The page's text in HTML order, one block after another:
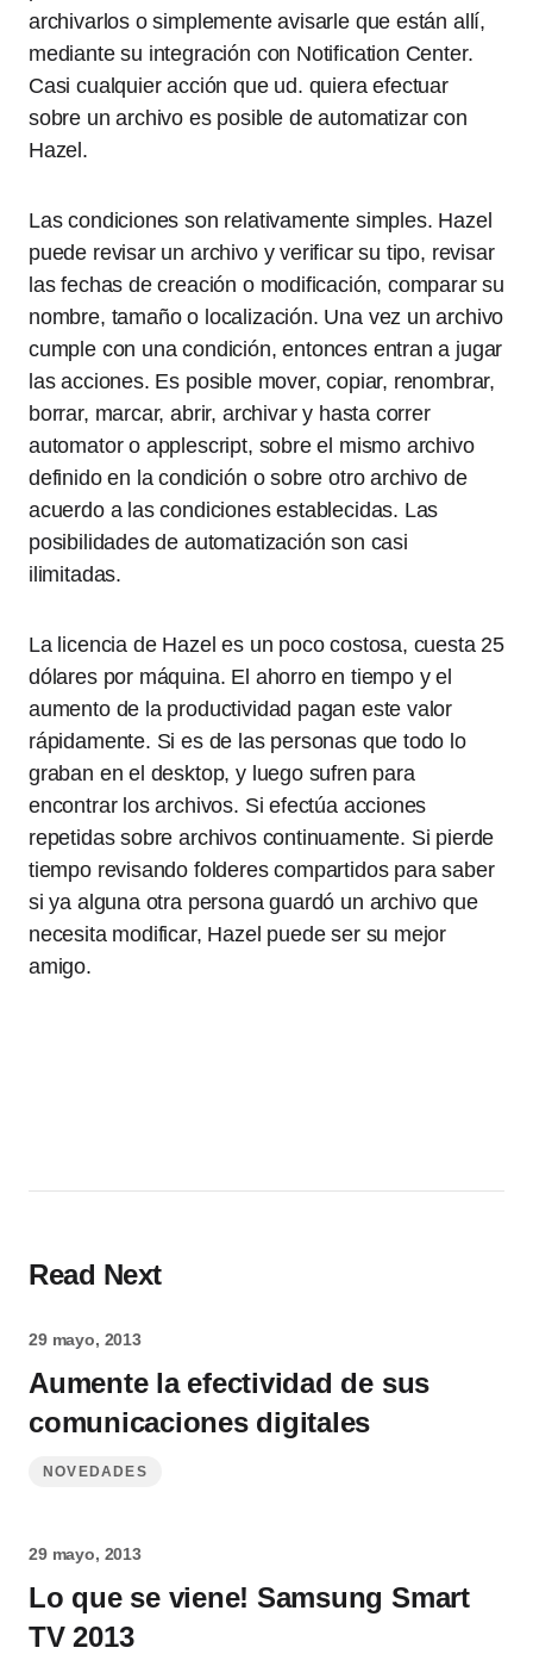
archivarlos o simplemente avisarle que están allí,
mediante su integración con Notification Center.
Casi cualquier acción que ud. quiera efectuar
sobre un archivo es posible de automatizar con
Hazel.
Las condiciones son relativamente simples. Hazel
puede revisar un archivo y verificar su tipo, revisar
las fechas de creación o modificación, comparar su
nombre, tamaño o localización. Una vez un archivo
cumple con una condición, entonces entran a jugar
las acciones. Es posible mover, copiar, renombrar,
borrar, marcar, abrir, archivar y hasta correr
automator o applescript, sobre el mismo archivo
definido en la condición o sobre otro archivo de
acuerdo a las condiciones establecidas. Las
posibilidades de automatización son casi
ilimitadas.
La licencia de Hazel es un poco costosa, cuesta 25
dólares por máquina. El ahorro en tiempo y el
aumento de la productividad pagan este valor
rápidamente. Si es de las personas que todo lo
graban en el desktop, y luego sufren para
encontrar los archivos. Si efectúa acciones
repetidas sobre archivos continuamente. Si pierde
tiempo revisando folderes compartidos para saber
si ya alguna otra persona guardó un archivo que
necesita modificar, Hazel puede ser su mejor
amigo.
Read Next
29 mayo, 2013
Aumente la efectividad de sus
comunicaciones digitales
NOVEDADES
29 mayo, 2013
Lo que se viene! Samsung Smart
TV 2013